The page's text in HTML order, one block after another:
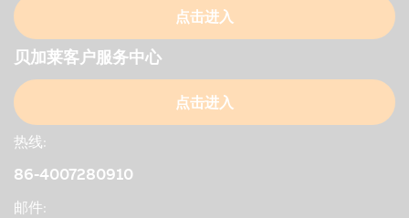
点击进入
贝加莱客户服务中心
点击进入
热线:
86-4007280910
邮件: